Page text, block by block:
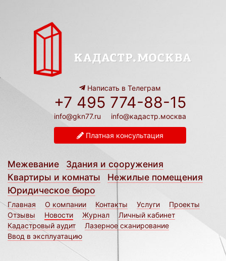
Написать в Телеграм
+7 495 774-88-15
info@gkn77.ru info@кадастр.москва
Платная консультация
Межевание
Здания и сооружения
Квартиры и комнаты
Нежилые помещения
Юридическое бюро
Главная О компании Контакты Услуги
Проекты
Отзывы
Новости Журнал
Личный кабинет
Кадастровый аудит
Лазерное сканирование
Ввод в эксплуатацию